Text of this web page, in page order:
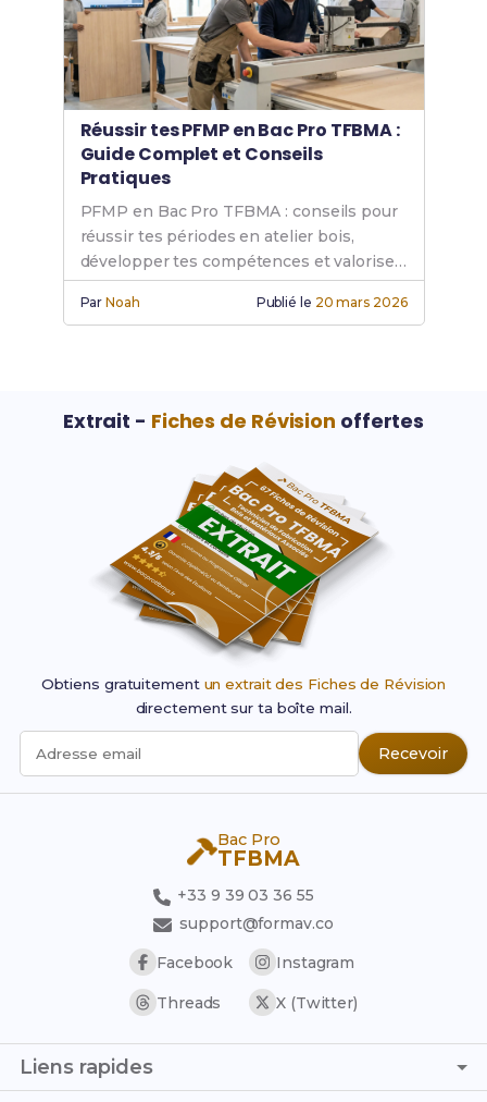
Réussir tes PFMP en Bac Pro TFBMA :
Guide Complet et Conseils
Pratiques
PFMP en Bac Pro TFBMA : conseils pour
réussir tes périodes en atelier bois,
développer tes compétences et valoriser
ton expérience.
ParNoah Publié le 20 mars 2026
Extrait - Fiches de Révision offertes
Obtiens gratuitement un extrait des Fiches de Révision
directement sur ta boîte mail.
Adresse email Recevoir
Bac Pro
TFBMA
+33 9 39 03 36 55
support@formav.co
Facebook
Instagram
Threads X (Twitter)
Liens rapides